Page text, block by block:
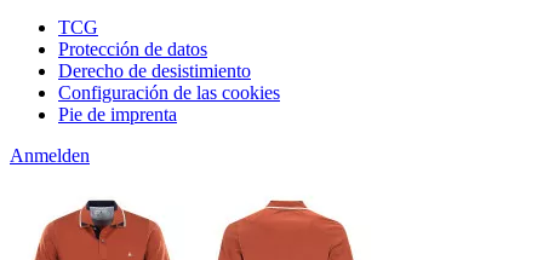
TCG
Protección de datos
Derecho de desistimiento
Configuración de las cookies
Pie de imprenta
Anmelden